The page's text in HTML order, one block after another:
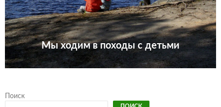
Мы ходим в походы с детьми
Поиск